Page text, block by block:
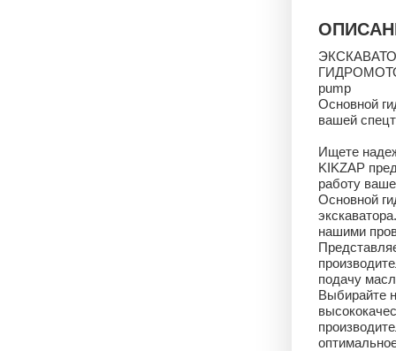
pump
Основной
вашей
Ищете
KIKZAP
работу
Основной
нашими
подачу
Выбирайте